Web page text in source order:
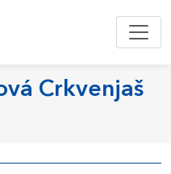
Crkvenjaš